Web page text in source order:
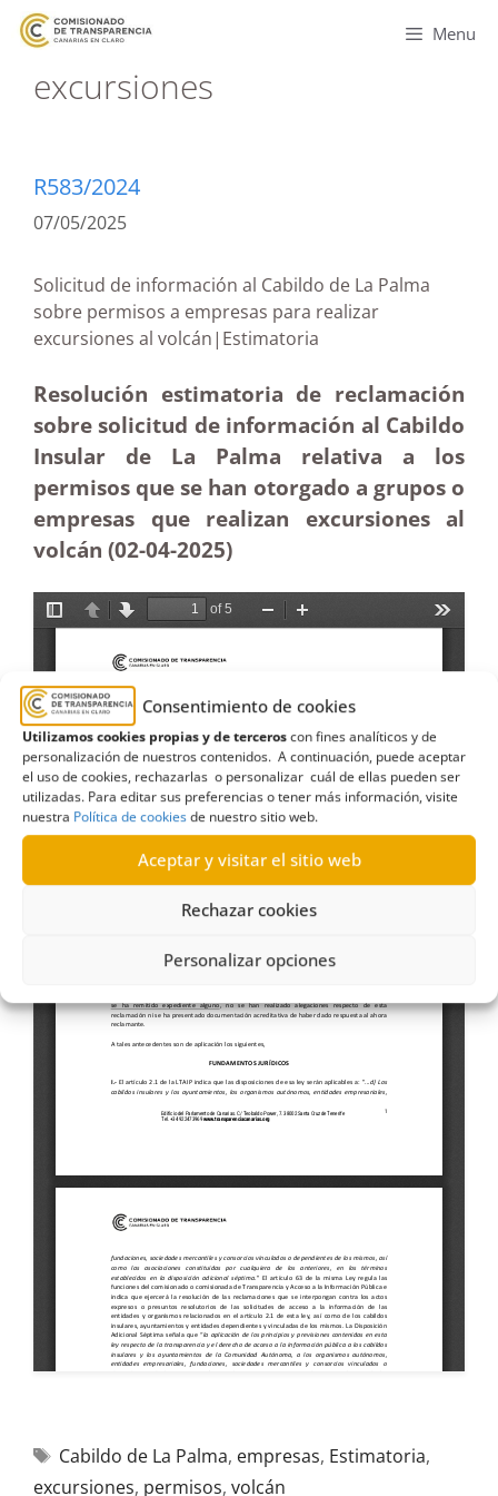
Consentimiento de cookies
Utilizamos cookies propias y de terceroscon fines analíticos y de
personalización de nuestros contenidos. A continuación, puede aceptar
el uso de cookies, rechazarlas o personalizar cuál de ellas pueden ser
utilizadas. Para editar sus preferencias o tener más información, visite
nuestra Política de cookiesde nuestro sitio web.
Aceptar y visitar el sitio web
Rechazar cookies
Personalizar opciones
Menu
excursiones
R583/2024
07/05/2025
Solicitud de información al Cabildo de La Palma
sobre permisos a empresas para realizar
excursiones al volcán|Estimatoria
Resolución estimatoria de reclamación
sobre solicitud de información al Cabildo
Insular de La Palma relativa a los
permisos que se han otorgado a grupos o
empresas que realizan excursiones al
volcán (02-04-2025)
Cabildo de La Palma, empresas, Estimatoria,
excursiones, permisos, volcán